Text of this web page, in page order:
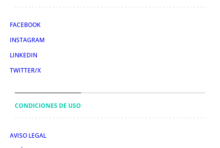
FACEBOOK
INSTAGRAM
LINKEDIN
TWITTER/X
CONDICIONES DE USO
AVISO LEGAL